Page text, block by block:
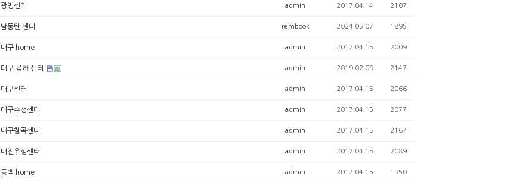
광명센터 admin 2017.04.14 2107
남동탄 센터 rembook 2024.05.07 1895
대구 home admin 2017.04.15 2009
대구 율하 센터 admin 2019.02.09 2147
대구센터 admin 2017.04.15 2066
대구수성센터 admin 2017.04.15 2077
대구칠곡센터 admin 2017.04.15 2167
대전유성센터 admin 2017.04.15 2089
동백 home admin 2017.04.15 1950